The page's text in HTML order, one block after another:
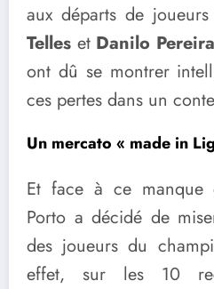
aux départs de
Telles et Danilo Pereira
ont dû se montrer
ces pertes dans un
Un mercato « made in
Et face à ce manque
Porto a décidé de
des joueurs du
effet, sur les 10